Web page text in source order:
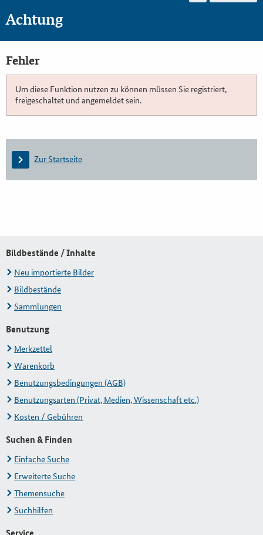
Achtung
Fehler
Um diese Funktion nutzen zu können müssen Sie registriert,
freigeschaltet und angemeldet sein.
Zur Startseite
Bildbestände / Inhalte
Neu importierte Bilder
Bildbestände
Sammlungen
Benutzung
Merkzettel
Warenkorb
Benutzungsbedingungen (AGB)
Benutzungsarten (Privat, Medien, Wissenschaft etc.)
Kosten / Gebühren
Suchen & Finden
Einfache Suche
Erweiterte Suche
Themensuche
Suchhilfen